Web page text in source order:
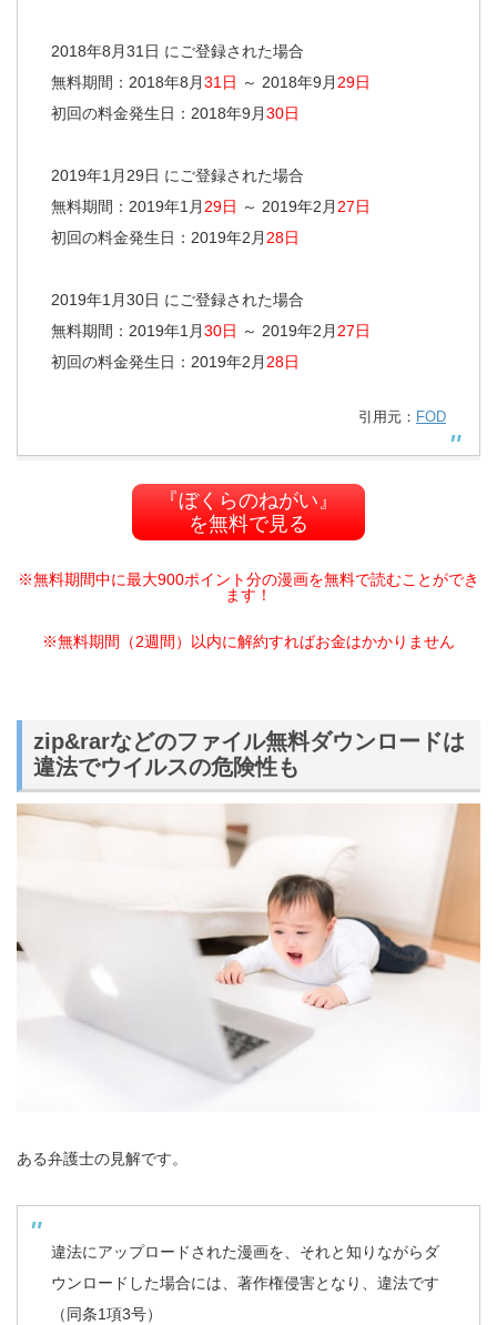
2018年8月31日 にご登録された場合
無料期間：2018年8月31日 ～ 2018年9月29日
初回の料金発生日：2018年9月30日
2019年1月29日 にご登録された場合
無料期間：2019年1月29日 ～ 2019年2月27日
初回の料金発生日：2019年2月28日
2019年1月30日 にご登録された場合
無料期間：2019年1月30日 ～ 2019年2月27日
初回の料金発生日：2019年2月28日
引用元： FOD
『ぼくらのねがい』
を無料で見る
※無料期間中に最大900ポイント分の漫画を無料で読むことができ
ます！
※無料期間（2週間）以内に解約すればお金はかかりません
zip&rarなどのファイル無料ダウンロードは
違法でウイルスの危険性も
ある弁護士の見解です。
違法にアップロードされた漫画を、それと知りながらダ
ウンロードした場合には、著作権侵害となり、違法です
（同条1項3号）